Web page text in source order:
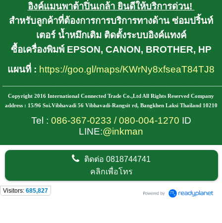
อิงค์แมนพาต้าปิ่นเกล้า ยินดีให้บริการด่วน!
สำหรับลูกค้าที่ต้องการการบริการทางด้าน ซ่อมปริ้นท์
เตอร์ น้ำหมึกเติม ติดตั้งระบบอิงค์แทงค์
ซื้อเครื่องพิมพ์ EPSON, CANON, BROTHER, HP
แผนที่ : https://goo.gl/maps/KWrNy8xfseaT84TJ8
Copyright 2016 International Connected Trade Co.,Ltd All Rights Reserved Company
address : 15/96 Soi.Vibhavadi 56 Vibhavadi-Rangsit rd, Bangkhen Laksi Thailand 10210
Tel : 086-367-0233 /080-004-1270 ID
LINE:@inkman
ติดต่อ0818744741
คลิกเพื่อโทร
Visitors: 685,827